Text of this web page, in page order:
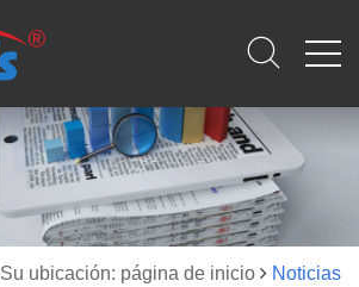
Su ubicación: página de inicio Noticias